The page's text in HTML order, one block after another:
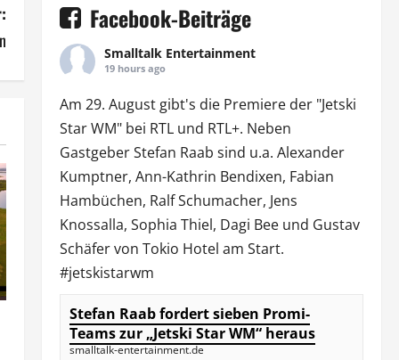
Facebook-Beiträge
Smalltalk Entertainment
19 hours ago
Am 29. August gibt's die Premiere der "Jetski
Star WM" bei RTLund RTL+. Neben
Gastgeber Stefan Raab sind u.a. Alexander
Kumptner, Ann-Kathrin Bendixen, Fabian
Hambüchen, Ralf Schumacher, Jens
Knossalla, Sophia Thiel, Dagi Beeund Gustav
Schäfer von Tokio Hotel am Start.
#jetskistarwm
Stefan Raab fordert sieben Promi-
Teams zur „Jetski Star WM“ heraus
smalltalk-entertainment.de